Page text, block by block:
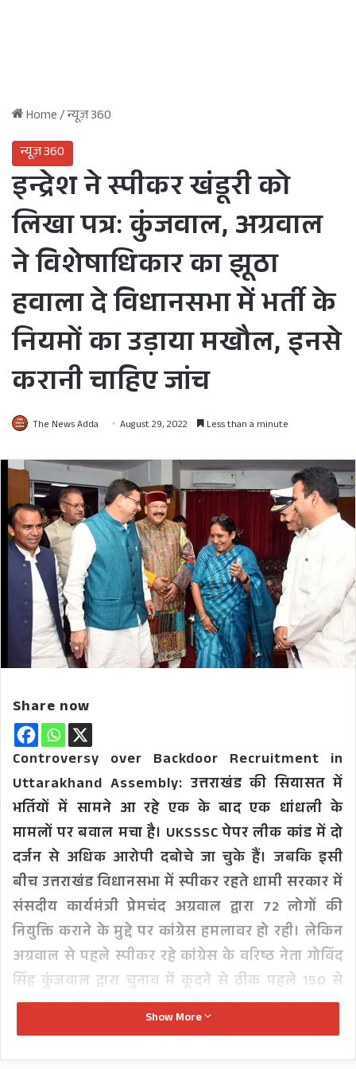
Home/न्यूज़ 360
न्यूज़ 360
इन्द्रेश ने स्पीकर खंडूरी को
लिखा पत्र: कुंजवाल, अग्रवाल
ने विशेषाधिकार का झूठा
हवाला दे विधानसभा में भर्ती के
नियमों का उड़ाया मखौल, इनसे
करानी चाहिए जांच
The News Adda August 29, 2022 Less than a minute
Share now
Controversy over Backdoor Recruitment in
Uttarakhand Assembly: उत्तराखंड की सियासत में
भर्तियों में सामने आ रहे एक के बाद एक धांधली के
मामलों पर बवाल मचा है। UKSSSC पेपर लीक कांड में दो
दर्जन से अधिक आरोपी दबोचे जा चुके हैं। जबकि इसी
बीच उत्तराखंड विधानसभा में स्पीकर रहते धामी सरकार में
संसदीय कार्यमंत्री प्रेमचंद अग्रवाल द्वारा 72 लोगों की
नियुक्ति कराने के मुद्दे पर कांग्रेस हमलावर हो रही। लेकिन
अग्रवाल से पहले स्पीकर रहे कांग्रेस के वरिष्ठ नेता गोविंद
सिंह कुंजवाल द्वारा चुनाव में कूदने से ठीक पहले 150 से
ज्यादा अपने खास लोगों को भर्ती करने का पुराना मुद्दा भी
फिर से चर्चा पर आ गया है।
Show More